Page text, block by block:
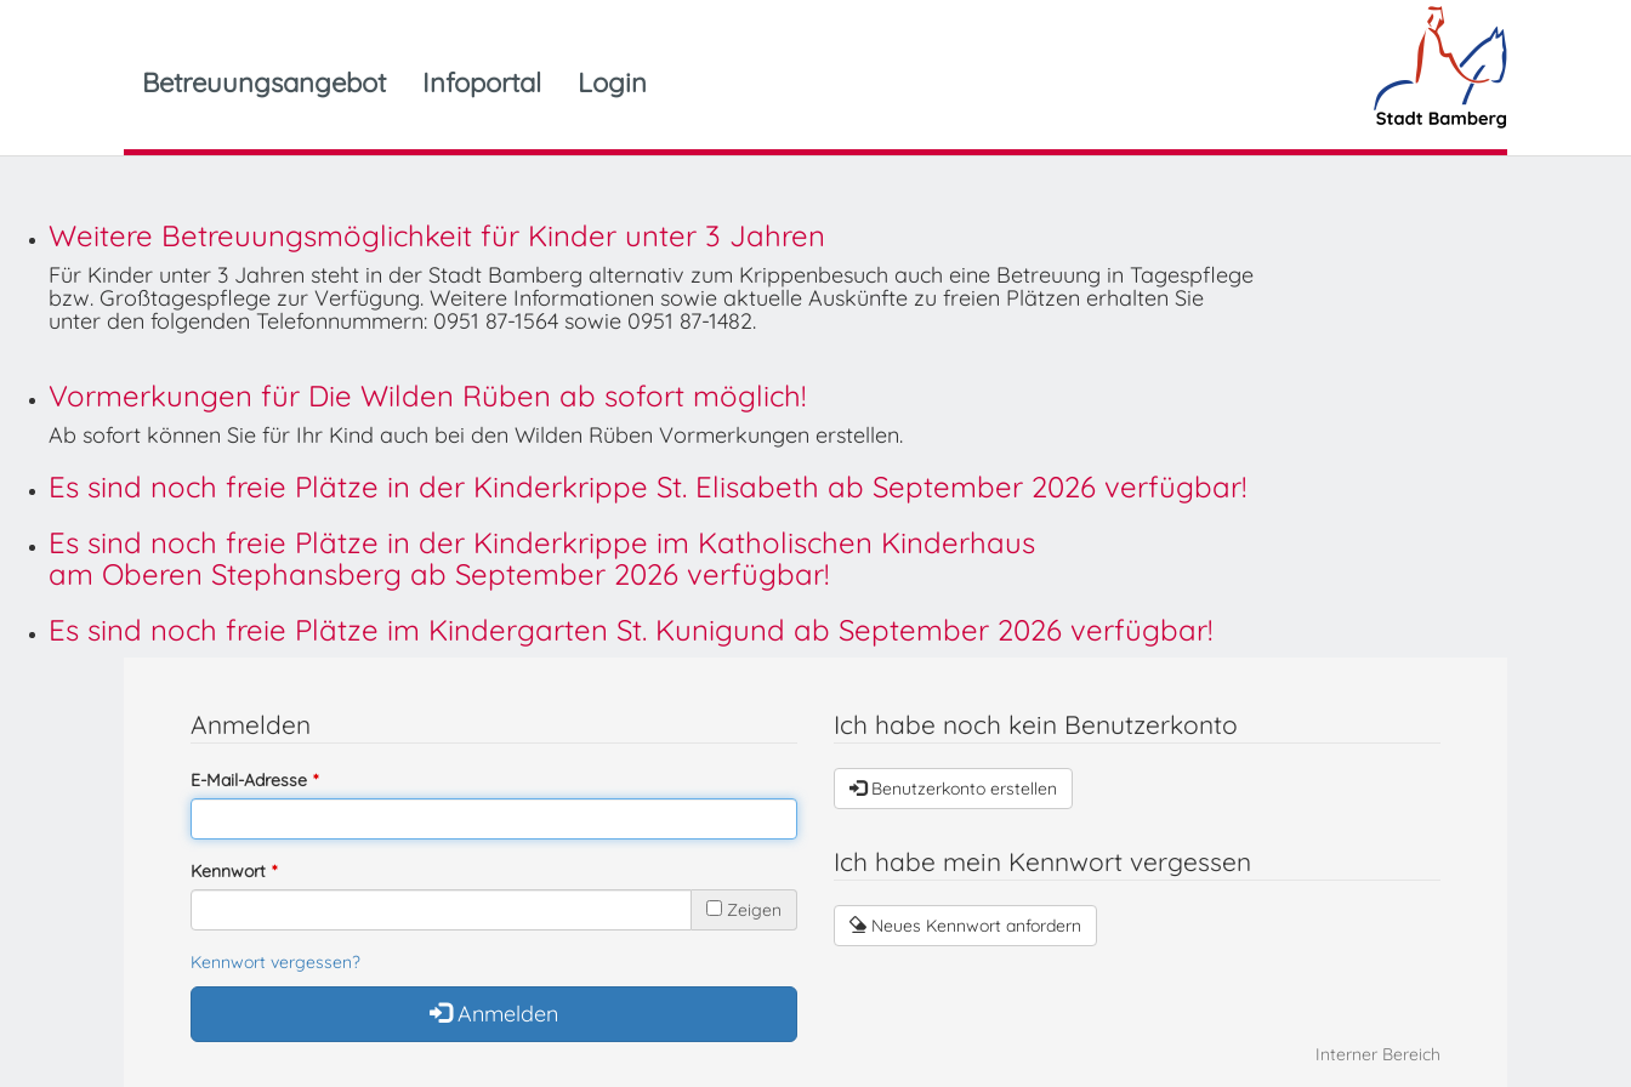
Betreuungsangebot Infoportal Login
Weitere Betreuungsmöglichkeit für Kinder unter 3 Jahren
Für Kinder unter 3 Jahren steht in der Stadt Bamberg alternativ zum Krippenbesuch auch eine Betreuung in Tagespflege
bzw. Großtagespflege zur Verfügung. Weitere Informationen sowie aktuelle Auskünfte zu freien Plätzen erhalten Sie
unter den folgenden Telefonnummern: 0951 87-1564 sowie 0951 87-1482.
Vormerkungen für Die Wilden Rüben ab sofort möglich!
Ab sofort können Sie für Ihr Kind auch bei den Wilden Rüben Vormerkungen erstellen.
Es sind noch freie Plätze in der Kinderkrippe St. Elisabeth ab September 2026 verfügbar!
Es sind noch freie Plätze in der Kinderkrippe im Katholischen Kinderhaus
am Oberen Stephansberg ab September 2026 verfügbar!
Es sind noch freie Plätze im Kindergarten St. Kunigund ab September 2026 verfügbar!
Anmelden
E-Mail-Adresse
Kennwort
Zeigen
Kennwort vergessen?
Anmelden
Ich habe noch kein Benutzerkonto
Benutzerkonto erstellen
Ich habe mein Kennwort vergessen
Neues Kennwort anfordern
Interner Bereich